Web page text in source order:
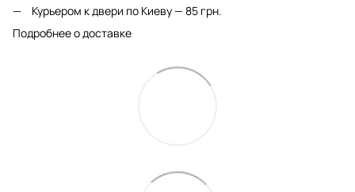
Курьером к двери по Киеву — 85 грн.
Подробнее о доставке